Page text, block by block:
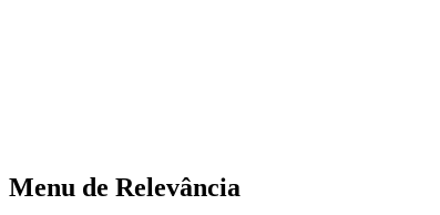
Menu de Relevância